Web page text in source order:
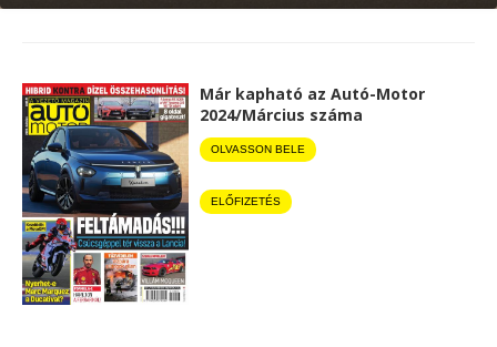
Már kapható az Autó-Motor
2024/Március száma
OLVASSON BELE
ELŐFIZETÉS